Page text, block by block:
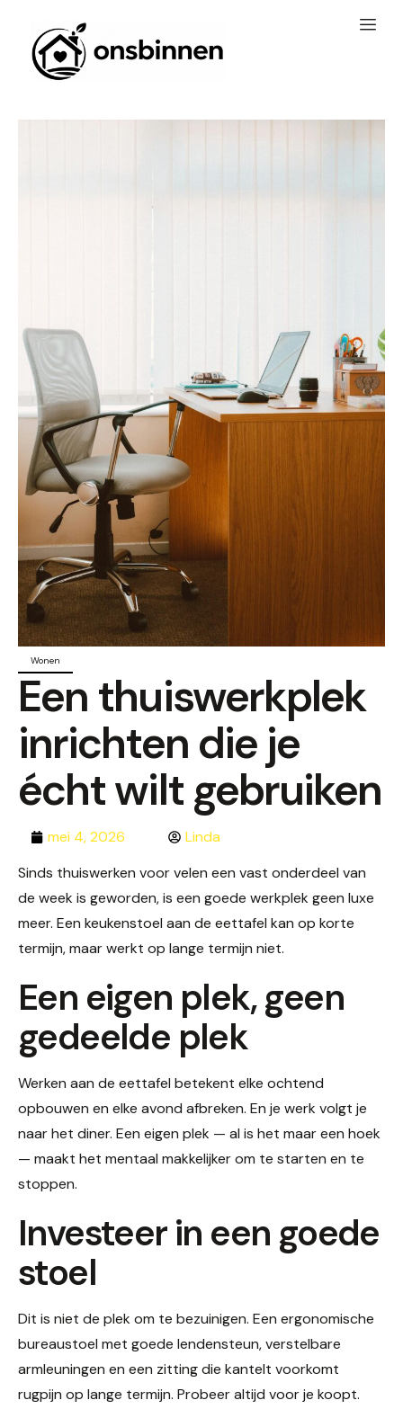
Wonen
Een thuiswerkplek
inrichten die je
écht wilt gebruiken
mei 4, 2026
Linda
Sinds thuiswerken voor velen een vast onderdeel van
de week is geworden, is een goede werkplek geen luxe
meer. Een keukenstoel aan de eettafel kan op korte
termijn, maar werkt op lange termijn niet.
Een eigen plek, geen
gedeelde plek
Werken aan de eettafel betekent elke ochtend
opbouwen en elke avond afbreken. En je werk volgt je
naar het diner. Een eigen plek — al is het maar een hoek
— maakt het mentaal makkelijker om te starten en te
stoppen.
Investeer in een goede
stoel
Dit is niet de plek om te bezuinigen. Een ergonomische
bureaustoel met goede lendensteun, verstelbare
armleuningen en een zitting die kantelt voorkomt
rugpijn op lange termijn. Probeer altijd voor je koopt.